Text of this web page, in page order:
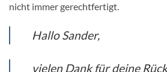
nicht immer gerechtfertigt.
Hallo Sander,
vielen Dank für deine